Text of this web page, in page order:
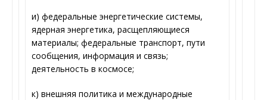
и) федеральные энергетические системы,
ядерная энергетика, расщепляющиеся
материалы; федеральные транспорт, пути
сообщения, информация и связь;
деятельность в космосе;
к) внешняя политика и международные